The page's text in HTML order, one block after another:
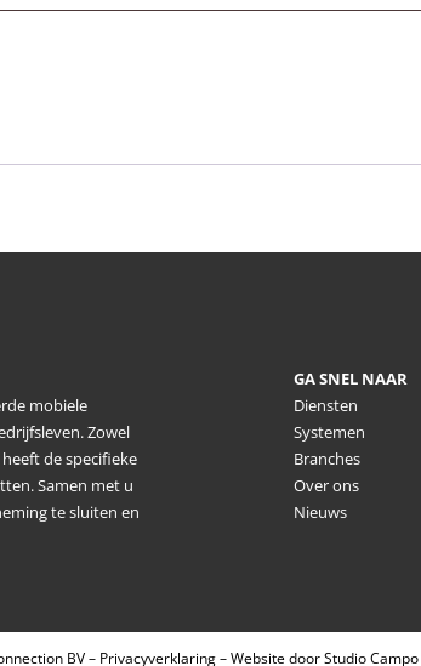
mobiele
Zowel
de specifieke
Samen met u
te sluiten en
GA SNEL NAAR
Diensten
Systemen
Branches
Over ons
Nieuws
BV – Privacyverklaring–Website door Studio Campo